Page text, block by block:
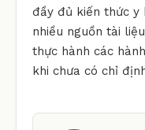
đầy đủ kiến thức y
nhiều nguồn tài
thực hành các
khi chưa có chỉ